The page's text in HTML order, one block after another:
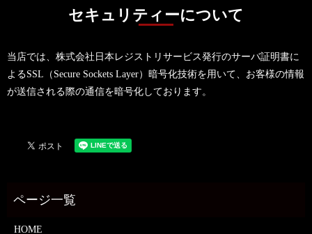
セキュリティーについて
当店では、株式会社日本レジストリサービス発行のサーバ証明書に
よるSSL（Secure Sockets Layer）暗号化技術を用いて、お客様の情報
が送信される際の通信を暗号化しております。
HOME